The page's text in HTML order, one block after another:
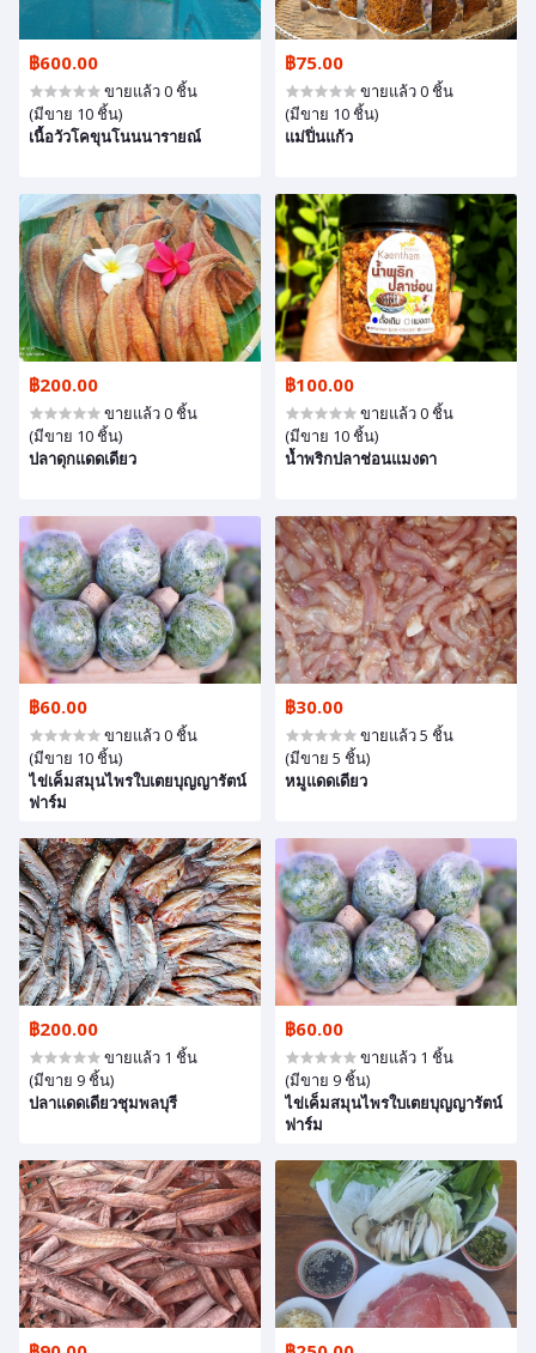
฿600.00
ขายแล้ว 0 ชิ้น
(มีขาย 10 ชิ้น)
เนื้อวัวโคขุนโนนนารายณ์
฿75.00
ขายแล้ว 0 ชิ้น
(มีขาย 10 ชิ้น)
แม่ปิ่นแก้ว
฿200.00
ขายแล้ว 0 ชิ้น
(มีขาย 10 ชิ้น)
ปลาดุกแดดเดียว
฿100.00
ขายแล้ว 0 ชิ้น
(มีขาย 10 ชิ้น)
น้ำพริกปลาช่อนแมงดา
฿60.00
ขายแล้ว 0 ชิ้น
(มีขาย 10 ชิ้น)
ไข่เค็มสมุนไพรใบเตยบุญญารัตน์
ฟาร์ม
฿30.00
ขายแล้ว 5 ชิ้น
(มีขาย 5 ชิ้น)
หมูแดดเดียว
฿200.00
ขายแล้ว 1 ชิ้น
(มีขาย 9 ชิ้น)
ปลาแดดเดียวชุมพลบุรี
฿60.00
ขายแล้ว 1 ชิ้น
(มีขาย 9 ชิ้น)
ไข่เค็มสมุนไพรใบเตยบุญญารัตน์
ฟาร์ม